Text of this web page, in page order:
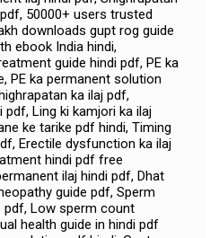
50000+ users trusted
downloads gupt rog guide
ebook India hindi,
guide hindi pdf, PE ka
PE ka permanent solution
ka ilaj pdf,
pdf, Ling ki kamjori ka ilaj
ke tarike pdf hindi, Timing
Erectile dysfunction ka ilaj
hindi pdf free
ilaj hindi pdf, Dhat
guide pdf, Sperm
pdf, Low sperm count
health guide in hindi pdf